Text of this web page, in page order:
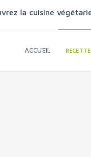
la cuisine
ACCUEIL